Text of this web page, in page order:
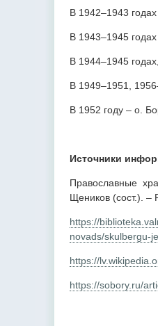
В 1942–1943
В 1943–1945
В 1944–1945
В 1949–1951,
В 1952 году – о.
Источники
Православные
Щеников (сост.). –
https://
novads/skulbergu-
https://
https://sobory.ru/